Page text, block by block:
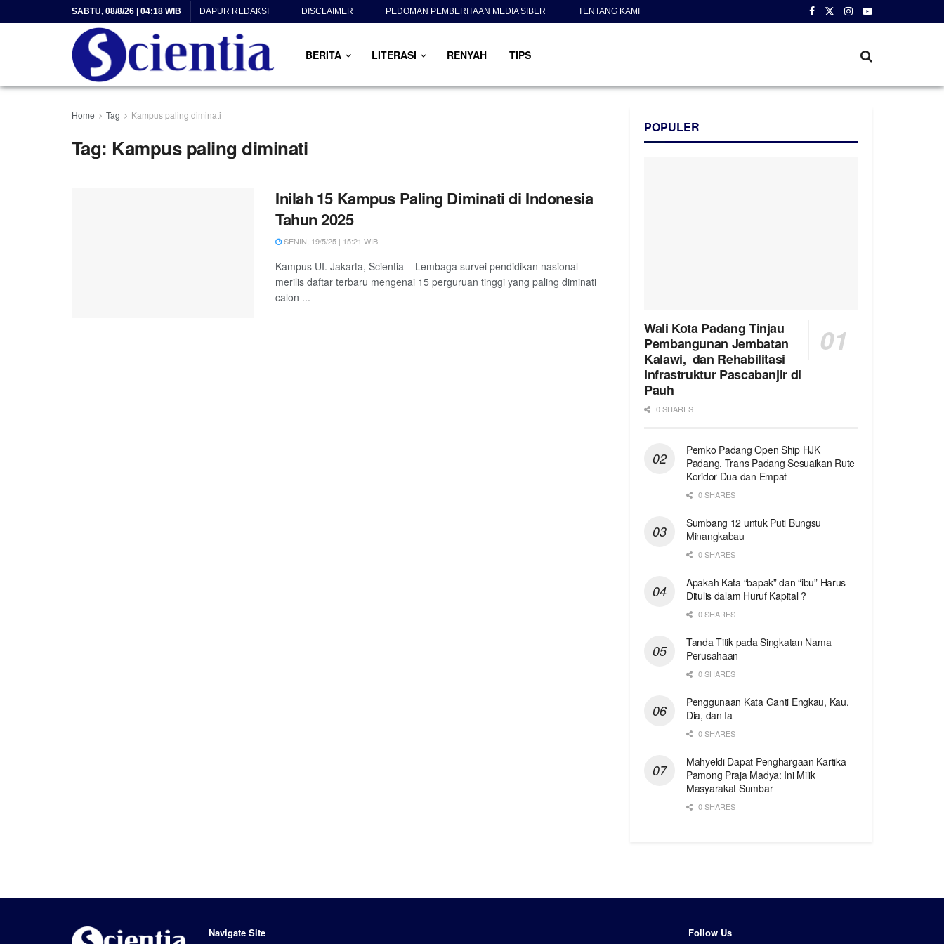
SABTU, 08/8/26 | 04:18 WIB DAPUR REDAKSI DISCLAIMER PEDOMAN PEMBERITAAN MEDIA SIBER TENTANG KAMI
BERITA LITERASI RENYAH TIPS
Home Tag Kampus paling diminati
Tag: Kampus paling diminati
Inilah 15 Kampus Paling Diminati di Indonesia
Tahun 2025
SENIN, 19/5/25 | 15:21 WIB
Kampus UI. Jakarta, Scientia – Lembaga survei pendidikan nasional
merilis daftar terbaru mengenai 15 perguruan tinggi yang paling diminati
calon ...
POPULER
Wali Kota Padang Tinjau
Pembangunan Jembatan
Kalawi, dan Rehabilitasi
Infrastruktur Pascabanjir di
Pauh
0 SHARES
Pemko Padang Open Ship HJK
Padang, Trans Padang Sesuaikan Rute
Koridor Dua dan Empat
0 SHARES
Sumbang 12 untuk Puti Bungsu
Minangkabau
0 SHARES
Apakah Kata “bapak” dan “ibu” Harus
Ditulis dalam Huruf Kapital ?
0 SHARES
Tanda Titik pada Singkatan Nama
Perusahaan
0 SHARES
Penggunaan Kata Ganti Engkau, Kau,
Dia, dan Ia
0 SHARES
Mahyeldi Dapat Penghargaan Kartika
Pamong Praja Madya: Ini Milik
Masyarakat Sumbar
0 SHARES
Navigate Site Follow Us